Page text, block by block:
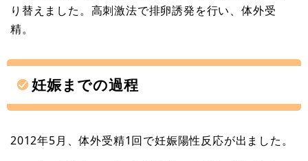
り替えました。高刺激法で排卵誘発を行い、体外受
精。
妊娠までの過程
2012年5月、体外受精1回で妊娠陽性反応が出ました。